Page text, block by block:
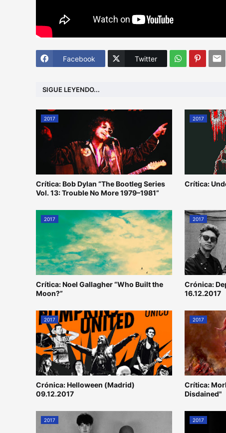
Facebook Twitter
SIGUE LEYENDO...
2017
Crítica: Bob Dylan “The Bootleg Series
Vol. 13: Trouble No More 1979–1981”
2017
Crítica:
2017
Crítica: Noel Gallagher “Who Built the
Moon?”
2017
Crónica:
16.12.2017
2017
Crónica: Helloween (Madrid)
09.12.2017
2017
Crítica:
Disdained"
2017 2017